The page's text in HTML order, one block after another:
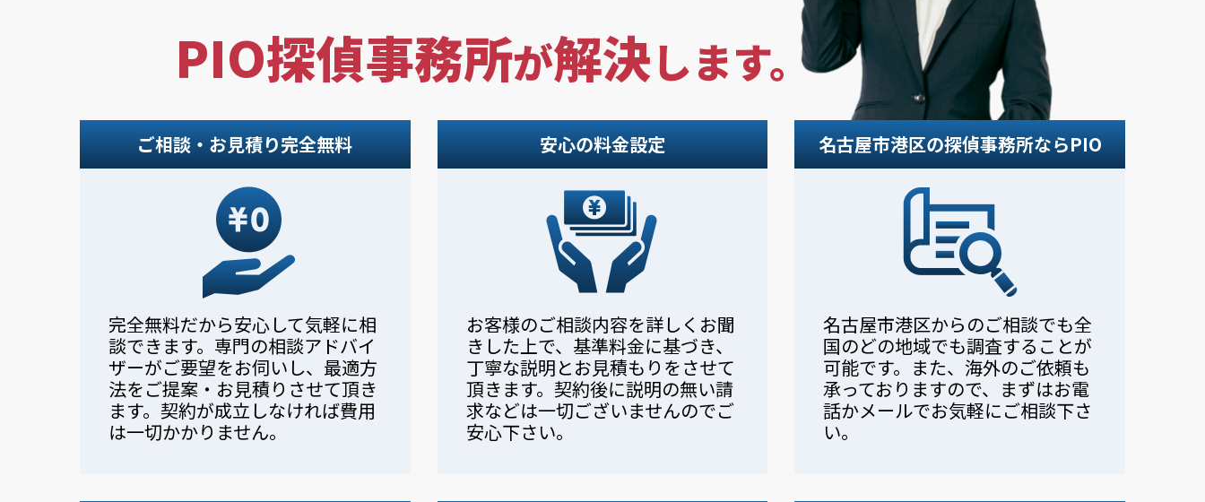
PIO探偵事務所が解決します。
ご相談・お見積り完全無料
完全無料だから安心して気軽に相
談できます。専門の相談アドバイ
ザーがご要望をお伺いし、最適方
法をご提案・お見積りさせて頂き
ます。契約が成立しなければ費用
は一切かかりません。
安心の料金設定
お客様のご相談内容を詳しくお聞
きした上で、基準料金に基づき、
丁寧な説明とお見積もりをさせて
頂きます。契約後に説明の無い請
求などは一切ございませんのでご
安心下さい。
名古屋市港区の探偵事務所ならPIO
名古屋市港区からのご相談でも全
国のどの地域でも調査することが
可能です。また、海外のご依頼も
承っておりますので、まずはお電
話かメールでお気軽にご相談下さ
い。